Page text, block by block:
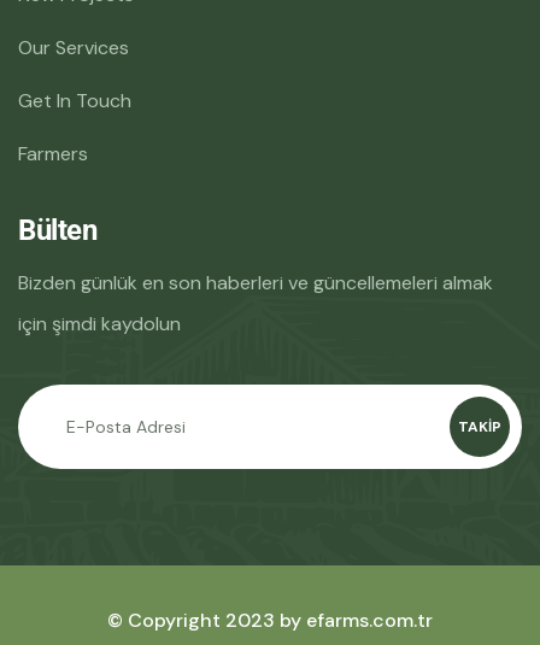
Our Services
Get In Touch
Farmers
Bülten
Bizden günlük en son haberleri ve güncellemeleri almak
için şimdi kaydolun
TAKIP
© Copyright 2023 by efarms.com.tr